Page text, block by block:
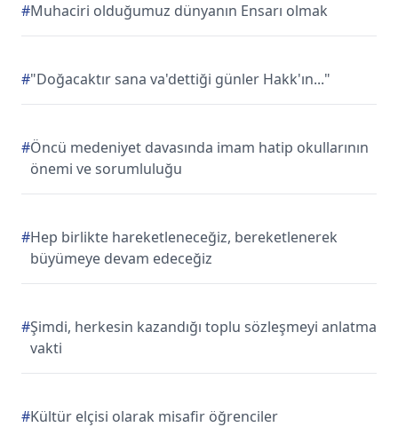
#Muhaciri olduğumuz dünyanın Ensarı olmak
#"Doğacaktır sana va'dettiği günler Hakk'ın..."
#Öncü medeniyet davasında imam hatip okullarının
önemi ve sorumluluğu
#Hep birlikte hareketleneceğiz, bereketlenerek
büyümeye devam edeceğiz
#Şimdi, herkesin kazandığı toplu sözleşmeyi anlatma
vakti
#Kültür elçisi olarak misafir öğrenciler